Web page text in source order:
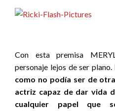
Con esta premisa
personaje lejos de ser plano.
como no podía ser de otra
actriz capaz de dar vida
cualquier papel que